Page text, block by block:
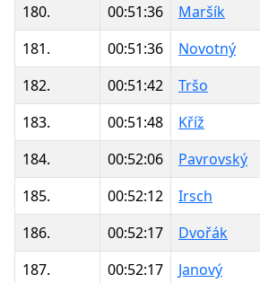
180.
00:51:36 Maršík
181.
00:51:36 Novotný
182.
00:51:42 Tršo
183.
00:51:48 Kříž
184.
00:52:06 Pavrovský
185.
00:52:12 Irsch
186.
00:52:17 Dvořák
187.
00:52:17 Janový